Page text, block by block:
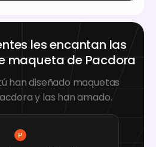
les encantan las
maqueta de Pacdora
han diseñado maquetas
y las han amado.